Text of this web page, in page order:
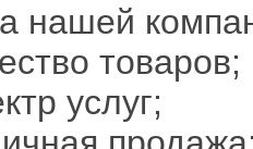
нашей
товаров;
услуг;